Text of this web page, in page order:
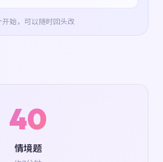
开始，可以随时回头改
40
情境题